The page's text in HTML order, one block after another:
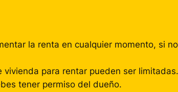
la renta en cualquier momento, si
para rentar pueden ser limitadas.
tener permiso del dueño.